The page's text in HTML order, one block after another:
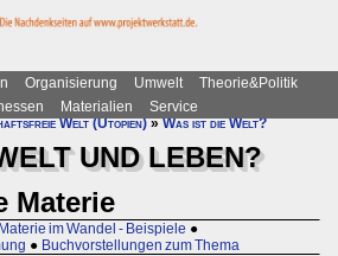
Organisierung Umwelt
Theorie&Politik
Materialien
Service
Welt (Utopien)»Was ist die Welt?
UND LEBEN?
Materie
Materie im Wandel - Beispiele ●
● Buchvorstellungen zum Thema